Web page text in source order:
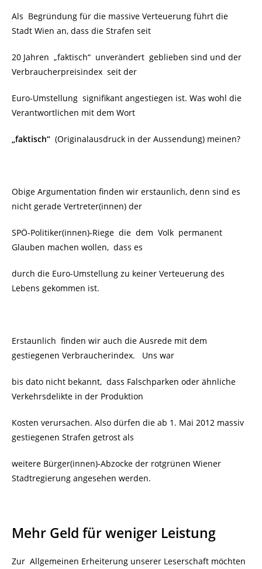
Als Begründung für die massive Verteuerung führt die
Stadt Wien an, dass die Strafen seit
20 Jahren „faktisch“ unverändert geblieben sind und der
Verbraucherpreisindex seit der
Euro-Umstellung signifikant angestiegen ist. Was wohl die
Verantwortlichen mit dem Wort
„faktisch“ (Originalausdruck in der Aussendung) meinen?
Obige Argumentation finden wir erstaunlich, denn sind es
nicht gerade Vertreter(innen) der
SPÖ-Politiker(innen)-Riege die dem Volk permanent
Glauben machen wollen, dass es
durch die Euro-Umstellung zu keiner Verteuerung des
Lebens gekommen ist.
Erstaunlich finden wir auch die Ausrede mit dem
gestiegenen Verbraucherindex. Uns war
bis dato nicht bekannt, dass Falschparken oder ähnliche
Verkehrsdelikte in der Produktion
Kosten verursachen. Also dürfen die ab 1. Mai 2012 massiv
gestiegenen Strafen getrost als
weitere Bürger(innen)-Abzocke der rotgrünen Wiener
Stadtregierung angesehen werden.
Mehr Geld für weniger Leistung
Zur Allgemeinen Erheiterung unserer Leserschaft möchten